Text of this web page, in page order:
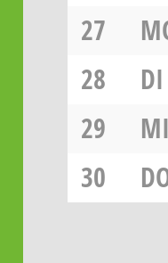
27
28
DI
29
MI
30